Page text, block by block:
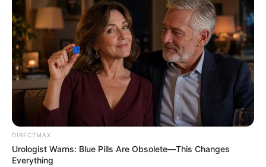
He Rewrote His Love Life In 15 Minutes—Wife's
Shock Says It All
DIRECTMAX
DIRECTMAX
Urologist Warns: Blue Pills Are Obsolete—This Changes
Everything